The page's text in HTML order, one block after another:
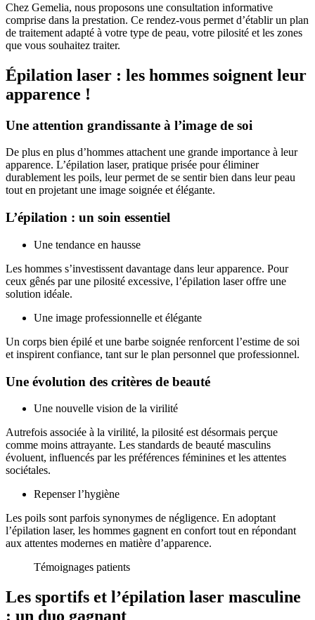
Chez Gemelia, nous proposons une consultation informative
comprise dans la prestation. Ce rendez-vous permet d’établir un plan
de traitement adapté à votre type de peau, votre pilosité et les zones
que vous souhaitez traiter.
Épilation laser : les hommes soignent leur
apparence !
Une attention grandissante à l’image de soi
De plus en plus d’hommes attachent une grande importance à leur
apparence. L’épilation laser, pratique prisée pour éliminer
durablement les poils, leur permet de se sentir bien dans leur peau
tout en projetant une image soignée et élégante.
L’épilation : un soin essentiel
Une tendance en hausse
Les hommes s’investissent davantage dans leur apparence. Pour
ceux gênés par une pilosité excessive, l’épilation laser offre une
solution idéale.
Une image professionnelle et élégante
Un corps bien épilé et une barbe soignée renforcent l’estime de soi
et inspirent confiance, tant sur le plan personnel que professionnel.
Une évolution des critères de beauté
Une nouvelle vision de la virilité
Autrefois associée à la virilité, la pilosité est désormais perçue
comme moins attrayante. Les standards de beauté masculins
évoluent, influencés par les préférences féminines et les attentes
sociétales.
Repenser l’hygiène
Les poils sont parfois synonymes de négligence. En adoptant
l’épilation laser, les hommes gagnent en confort tout en répondant
aux attentes modernes en matière d’apparence.
Témoignages patients
Les sportifs et l’épilation laser masculine
: un duo gagnant